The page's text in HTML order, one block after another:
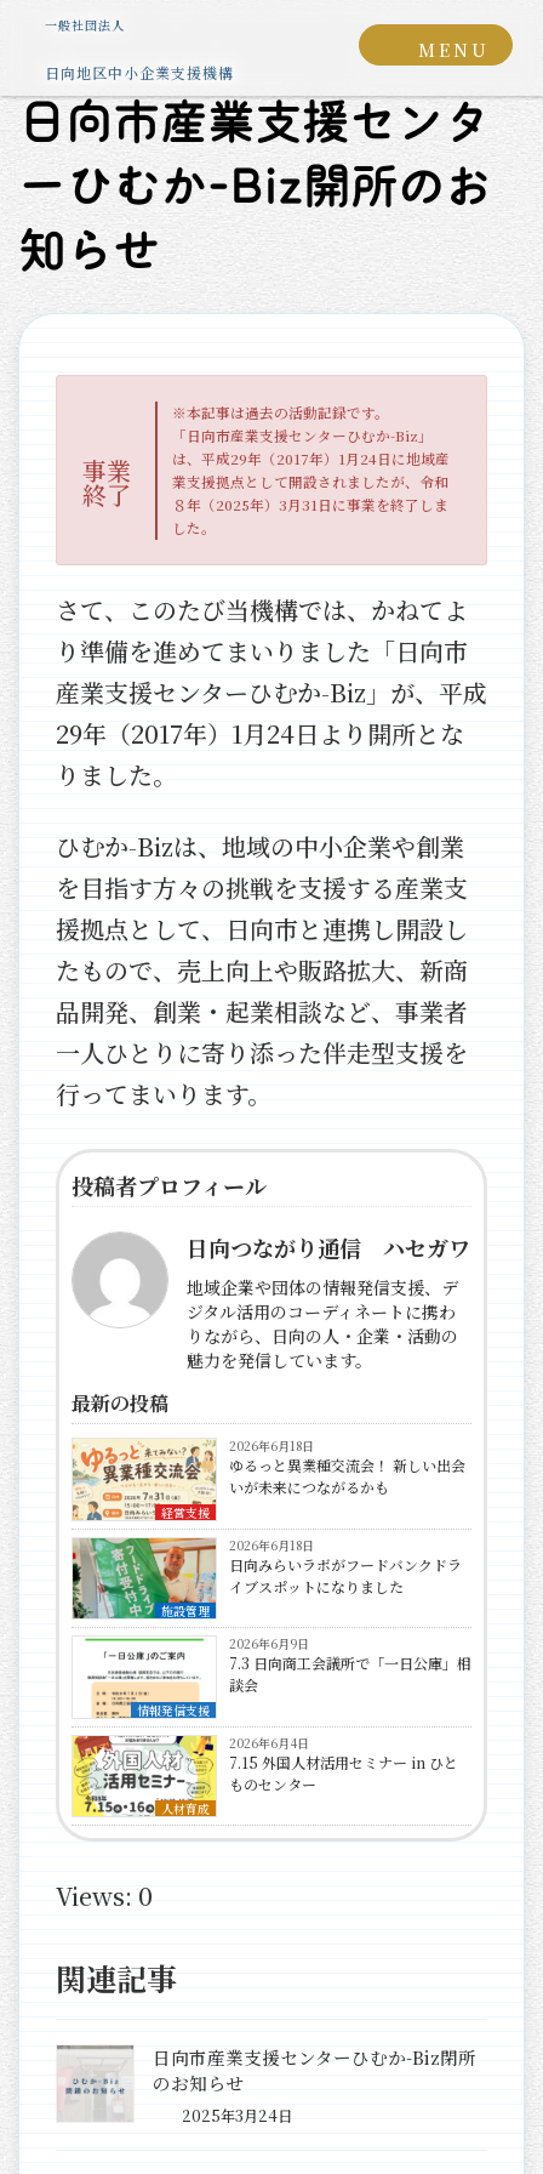
ン
ツ
へ
キ
ッ
プ
ー
シ
ョ
に
移
動
一般社団法人
日向地区中小企業支援機構
グ
ー
プ
リ
ク
MENU
日向市産業支援センタ
ーひむか-Biz開所のお
知らせ
事業
終了
※本記事は過去の活動記録です。
「日向市産業支援センターひむか-Biz」
は、平成29年（2017年）1月24日に地域産
業支援拠点として開設されましたが、令和
８年（2025年）3月31日に事業を終了しま
した。
さて、このたび当機構では、かねてよ
り準備を進めてまいりました「日向市
産業支援センターひむか-Biz」が、平成
29年（2017年）1月24日より開所とな
りました。
ひむか-Bizは、地域の中小企業や創業
を目指す方々の挑戦を支援する産業支
援拠点として、日向市と連携し開設し
たもので、売上向上や販路拡大、新商
品開発、創業・起業相談など、事業者
一人ひとりに寄り添った伴走型支援を
行ってまいります。
投稿者プロフィール
日向つながり通信 ハセガワ
地域企業や団体の情報発信支援、デ
ジタル活用のコーディネートに携わ
りながら、日向の人・企業・活動の
魅力を発信しています。
最新の投稿
経営支援
2026年6月18日
ゆるっと異業種交流会！ 新しい出会
いが未来につながるかも
施設管理
2026年6月18日
日向みらいラボがフードバンクドラ
イブスポットになりました
情報発信支援
2026年6月9日
7.3 日向商工会議所で「一日公庫」相
談会
人材育成
2026年6月4日
7.15 外国人材活用セミナー in ひと
ものセンター
Views: 0
関連記事
日向市産業支援センターひむか-Biz閉所
のお知らせ
2025年3月24日